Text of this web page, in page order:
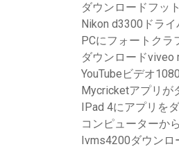
ダウンロードフッ
Nikon d3300ドラ
PCにフォートクラ
ダウンロードviveo
YouTubeビデオ
Mycricketアプリが
IPad 4にアプリを
コンピューターか
Ivms4200ダウンロ